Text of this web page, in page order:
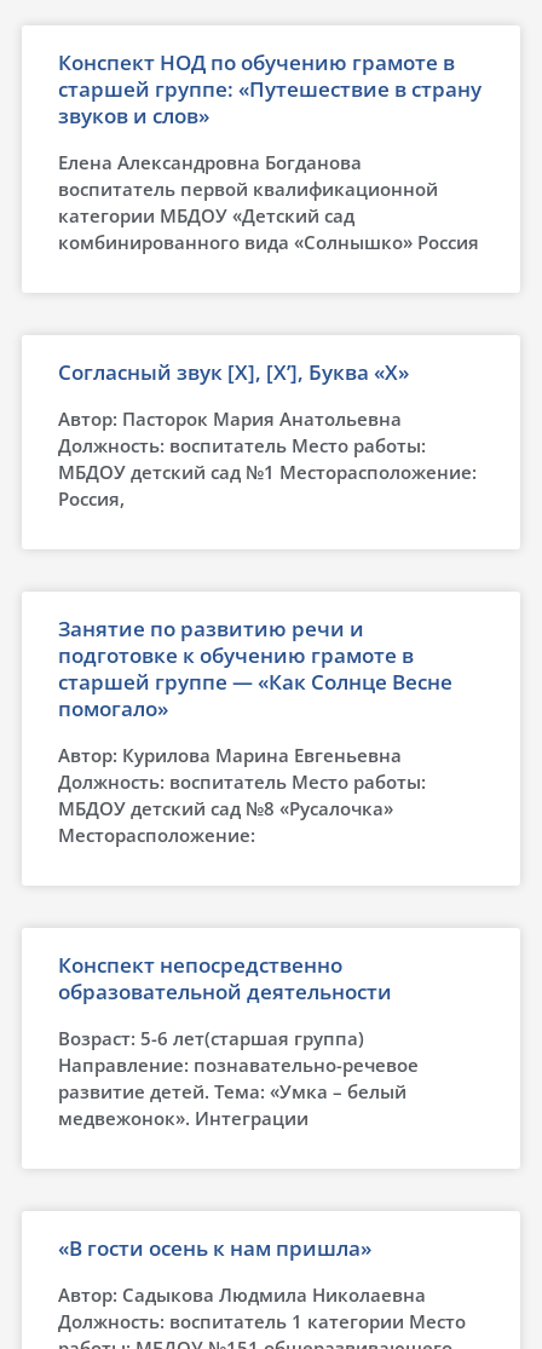
Конспект НОД по обучению грамоте в
старшей группе: «Путешествие в страну
звуков и слов»
Елена Александровна Богданова
воспитатель первой квалификационной
категории МБДОУ «Детский сад
комбинированного вида «Солнышко» Россия
Согласный звук [Х], [Х’], Буква «Х»
Автор: Пасторок Мария Анатольевна
Должность: воспитатель Место работы:
МБДОУ детский сад №1 Месторасположение:
Россия,
Занятие по развитию речи и
подготовке к обучению грамоте в
старшей группе — «Как Солнце Весне
помогало»
Автор: Курилова Марина Евгеньевна
Должность: воспитатель Место работы:
МБДОУ детский сад №8 «Русалочка»
Месторасположение:
Конспект непосредственно
образовательной деятельности
Возраст: 5-6 лет(старшая группа)
Направление: познавательно-речевое
развитие детей. Тема: «Умка – белый
медвежонок». Интеграции
«В гости осень к нам пришла»
Автор: Садыкова Людмила Николаевна
Должность: воспитатель 1 категории Место